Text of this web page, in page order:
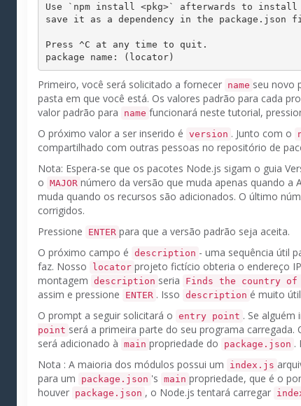
Use `npm install <pkg>` afterwards to install
save it as a dependency in the package.json
Press ^C at any time to quit.
Primeiro, você será solicitado a fornecer name seu novo
pasta em que você está. Os valores padrão para cada
valor padrão para
name funcionará neste tutorial,
O próximo valor a ser inserido é version . Junto com o
compartilhado com outras pessoas no repositório de
Nota: Espera-se que os pacotes Node.js sigam o guia
o MAJOR número da versão que muda apenas quando a
muda quando os recursos são adicionados. O último
corrigidos.
Pressione
ENTER para que a versão padrão seja aceita.
O próximo campo é description - uma sequência útil
faz. Nosso locator projeto fictício obteria o endereço
montagem description seria Finds the country
assim e pressione
ENTER . Isso description é muito
O prompt a seguir solicitará o entry point . Se alguém
point será a primeira parte do seu programa carregada.
será adicionado à main propriedade do package.json .
Nota : A maioria dos módulos possui um index.js
para um
package.json 's main propriedade, que é o
houver package.json , o Node.js tentará carregar